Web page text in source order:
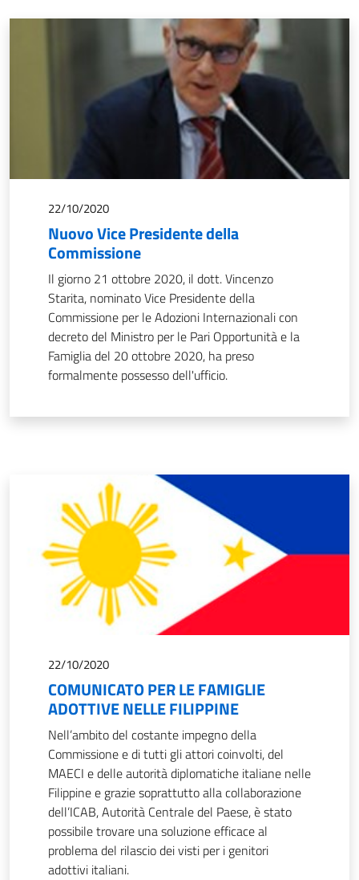
22/10/2020
Nuovo Vice Presidente della
Commissione
Il giorno 21 ottobre 2020, il dott. Vincenzo
Starita, nominato Vice Presidente della
Commissione per le Adozioni Internazionali con
decreto del Ministro per le Pari Opportunità e la
Famiglia del 20 ottobre 2020, ha preso
formalmente possesso dell'ufficio.
22/10/2020
COMUNICATO PER LE FAMIGLIE
ADOTTIVE NELLE FILIPPINE
Nell’ambito del costante impegno della
Commissione e di tutti gli attori coinvolti, del
MAECI e delle autorità diplomatiche italiane nelle
Filippine e grazie soprattutto alla collaborazione
dell’ICAB, Autorità Centrale del Paese, è stato
possibile trovare una soluzione efficace al
problema del rilascio dei visti per i genitori
adottivi italiani.